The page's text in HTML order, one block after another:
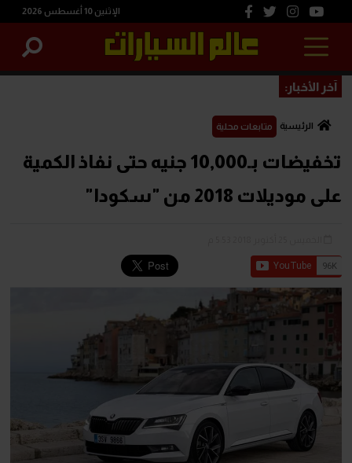
الإثنين 10 أغسطس 2026
آخر الأخبار:
الرئيسية متابعات محلية
تخفيضات بـ10,000 جنيه حتى نفاذ الكمية
على موديلات 2018 من "سكودا"